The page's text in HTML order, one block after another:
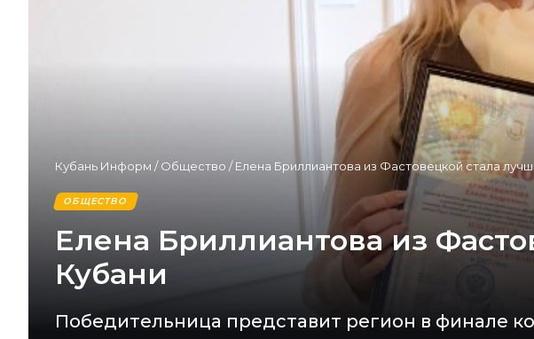
Кубань Информ /Общество /Елена Бриллиантова из Фастовецкой стала
ОБЩЕСТВО
Елена Бриллиантова из
Кубани
Победительница представит регион в финале